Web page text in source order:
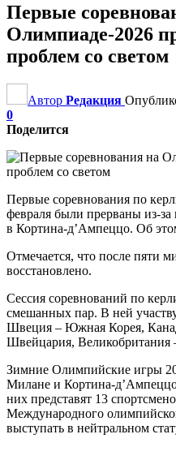
Первые
Олимпиаде-2026
проблем со светом
Автор Редакция
0
Поделится
Первые соревнования по
февраля были прерваны из-
в Кортина-д’Ампеццо. Об
Отмечается, что после пяти
восстановлено.
Сессия соревнований по
смешанных пар. В ней
Швеция – Южная Корея,
Швейцария, Великобритания
Зимние Олимпийские игры
Милане и Кортина-
них представят 13
Международного
выступать в нейтральном